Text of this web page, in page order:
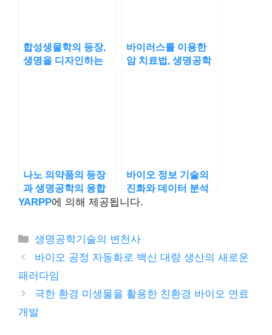
합성생물학의 등장,
생명을 디자인하는
바이러스를 이용한
암 치료법, 생명공학
나노 의약품의 등장
과 생명공학의 융합
바이오 정보 기술의
진화와 데이터 분석
YARPP에 의해 제공됩니다.
카
테
리
생명공학기술의 변천사
바이오 공정 자동화로 백신 대량 생산의 새로운
패러다임
극한 환경 미생물을 활용한 친환경 바이오 연료
개발